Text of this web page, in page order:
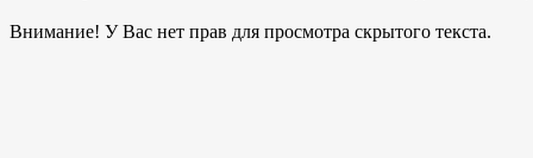
Внимание! У Вас нет прав для просмотра скрытого текста.